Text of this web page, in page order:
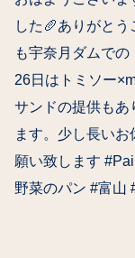
した🥖ありがと
も宇奈月ダムでの
26日はトミソー
サンドの提供もあ
ます。少し長い
願い致します
野菜のパン #富山